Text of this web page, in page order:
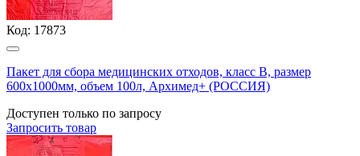
Код: 17873
Пакет для сбора медицинских отходов, класс В, размер
600х1000мм, объем 100л, Архимед+ (РОССИЯ)
Доступен только по запросу
Запросить товар